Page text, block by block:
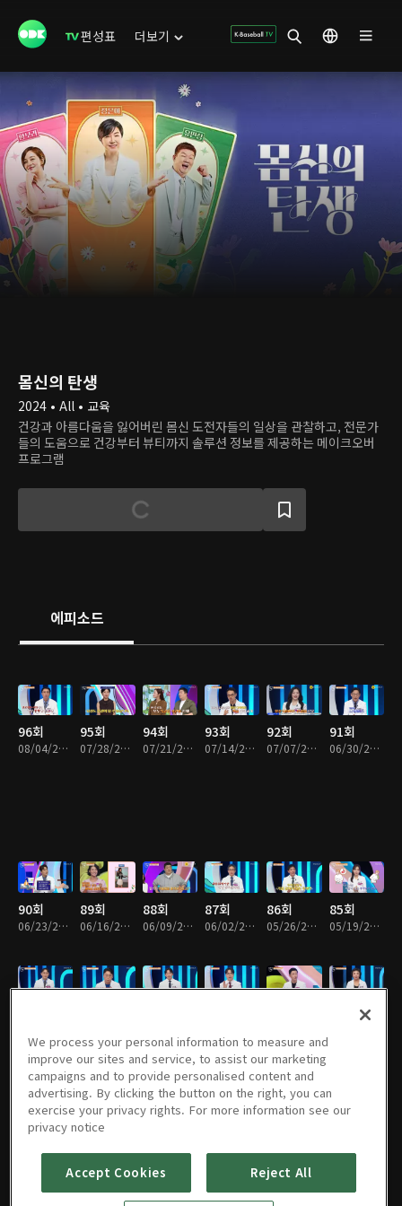
편성표 더보기
몸신의 탄생
2024 • All • 교육
건강과 아름다움을 잃어버린 몸신 도전자들의 일상을 관찰하고, 전문가
들의 도움으로 건강부터 뷰티까지 솔루션 정보를 제공하는 메이크오버
프로그램
에피소드
96회
08/04/2026 • 46분
95회
07/28/2026 • 46분
94회
07/21/2026 • 46분
93회
07/14/2026 • 46분
92회
07/07/2026 • 46분
91회
06/30/2026 • 46분
90회
06/23/2026 • 46분
89회
06/16/2026 • 46분
88회
06/09/2026 • 46분
87회
06/02/2026 • 46분
86회
05/26/2026 • 46분
85회
05/19/2026 • 46분
78회
03/31/2026 • 46분
77회 76회 75회 74회 73회
We process your personal information to measure and
improve our sites and service, to assist our marketing
campaigns and to provide personalised content and
advertising. By clicking the button on the right, you can
exercise your privacy rights. For more information see our
privacy notice
Accept Cookies Reject All